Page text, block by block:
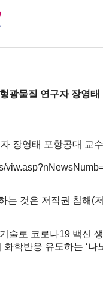
광물질 연구자 장영
장영태 포항공대 교수
는 것은 저작권 침해(
술로 코로나19 백신
학반응 유도하는 ‘나